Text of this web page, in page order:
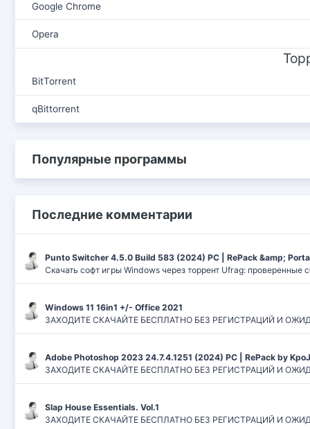
Google Chrome
Opera
BitTorrent
qBittorrent
Популярные программы
Последние комментарии
Punto Switcher 4.5.0 Build 583 (2024) РС | RePack &amp;
Скачать софт игры Windows через торрент Ufrag: проверенные
Windows 11 16in1 +/- Office 2021
ЗАХОДИТЕ СКАЧАЙТЕ БЕСПЛАТНО БЕЗ РЕГИСТРАЦИЙ И
Adobe Photoshop 2023 24.7.4.1251 (2024) PC | RePack by
ЗАХОДИТЕ СКАЧАЙТЕ БЕСПЛАТНО БЕЗ РЕГИСТРАЦИЙ И
Slap House Essentials. Vol.1
ЗАХОДИТЕ СКАЧАЙТЕ БЕСПЛАТНО БЕЗ РЕГИСТРАЦИЙ И